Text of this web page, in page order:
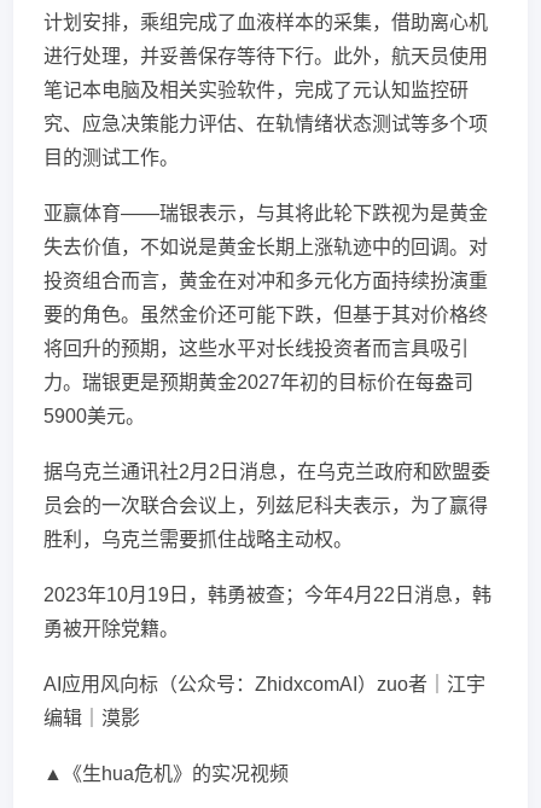
计划安排，乘组完成了血液样本的采集，借助离心机
进行处理，并妥善保存等待下行。此外，航天员使用
笔记本电脑及相关实验软件，完成了元认知监控研
究、应急决策能力评估、在轨情绪状态测试等多个项
目的测试工作。
亚赢体育——瑞银表示，与其将此轮下跌视为是黄金
失去价值，不如说是黄金长期上涨轨迹中的回调。对
投资组合而言，黄金在对冲和多元化方面持续扮演重
要的角色。虽然金价还可能下跌，但基于其对价格终
将回升的预期，这些水平对长线投资者而言具吸引
力。瑞银更是预期黄金2027年初的目标价在每盎司
5900美元。
据乌克兰通讯社2月2日消息，在乌克兰政府和欧盟委
员会的一次联合会议上，列兹尼科夫表示，为了赢得
胜利，乌克兰需要抓住战略主动权。
2023年10月19日，韩勇被查；今年4月22日消息，韩
勇被开除党籍。
AI应用风向标（公众号：ZhidxcomAI）zuo者｜江宇
编辑｜漠影
▲《生hua危机》的实况视频